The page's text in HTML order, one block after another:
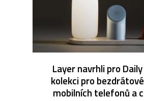
Layer navrhli pro
kolekci pro
mobilních telefonů a